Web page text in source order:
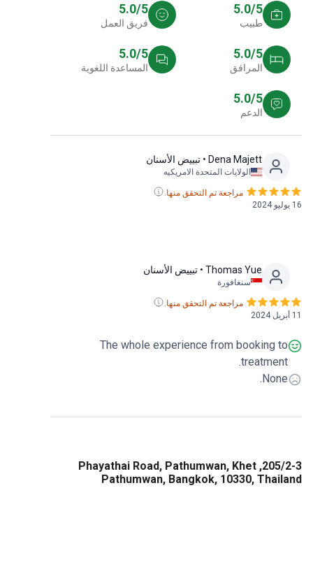
5.0/5
طبيب
5.0/5
فريق العمل
5.0/5
المرافق
5.0/5
المساعدة اللغوية
5.0/5
الدعم
Dena Majett • تبييض الأسنان
الولايات المتحدة الامريكيه
16 يوليو 2024
مراجعة تم التحقق منها.
Thomas Yue • تبييض الأسنان
سنغافورة
11 أبريل 2024
مراجعة تم التحقق منها.
The whole experience from booking to
treatment.
None.
205/2-3, Phayathai Road, Pathumwan, Khet
Pathumwan, Bangkok, 10330, Thailand